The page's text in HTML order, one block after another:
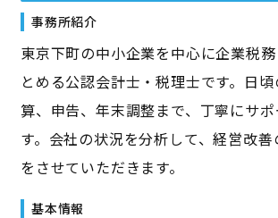
事務所紹介
東京下町の中小企業を中心に企業税
とめる公認会計士・税理士です。日
算、申告、年末調整まで、丁寧にサ
す。会社の状況を分析して、経営改
をさせていただきます。
基本情報